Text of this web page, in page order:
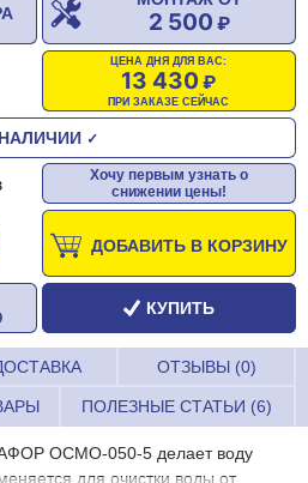
2 500
ЦЕНА ДНЯ ДЛЯ ВАС:
13 430
ПРИ ЗАКАЗЕ СЕЙЧАС
✓
Хочу первым узнать о
снижении цены!
ДОБАВИТЬ В КОРЗИНУ
КУПИТЬ
ОТЗЫВЫ (0)
ПОЛЕЗНЫЕ СТАТЬИ (6)
ОСМО-050-5 делает воду
для очистки воды от